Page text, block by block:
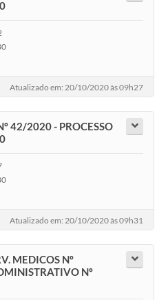
Atualizado em: 20/10/2020 às 09h27
42/2020 - PROCESSO
Atualizado em: 20/10/2020 às 09h31
MEDICOS Nº
Nº